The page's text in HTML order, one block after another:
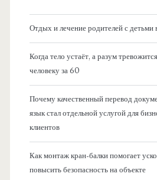
Отдых и лечение родителей с детьми
Когда тело устаёт, а разум
человеку за 60
Почему качественный перевод
язык стал отдельной услугой для
клиентов
Как монтаж кран-балки помогает
повысить безопасность на объекте